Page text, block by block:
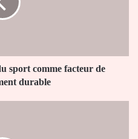
sport comme facteur de
durable